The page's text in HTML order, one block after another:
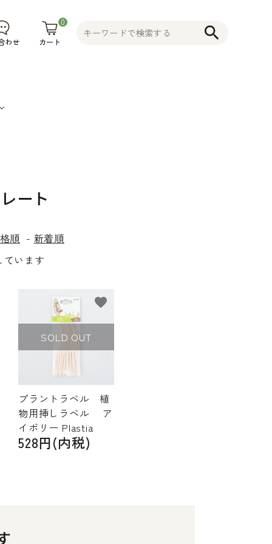
わせ
0
カート
search
根草 など
他
食
そ
の
他
ート
順 - 新着順
ています
SOLD OUT
プラントラベル 植
物用挿しラベル ア
イボリー Plastia
528円(内税)
favorite